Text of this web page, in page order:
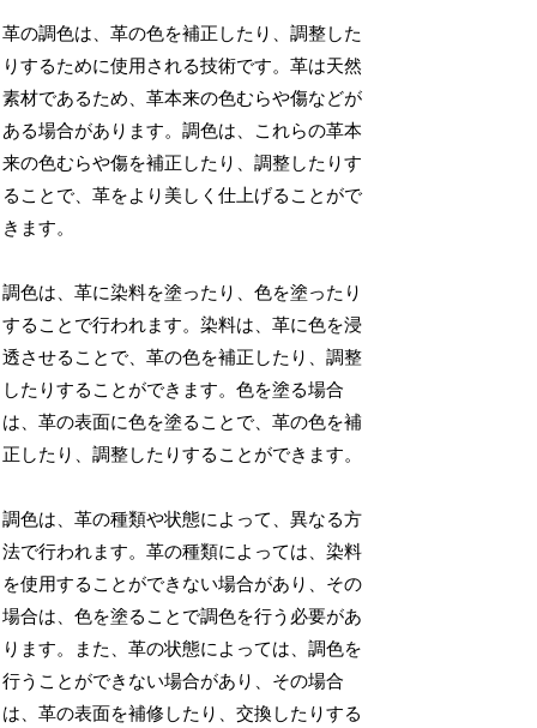
革の調色は、革の色を補正したり、調整した
りするために使用される技術です。革は天然
素材であるため、革本来の色むらや傷などが
ある場合があります。調色は、これらの革本
来の色むらや傷を補正したり、調整したりす
ることで、革をより美しく仕上げることがで
きます。
調色は、革に染料を塗ったり、色を塗ったり
することで行われます。染料は、革に色を浸
透させることで、革の色を補正したり、調整
したりすることができます。色を塗る場合
は、革の表面に色を塗ることで、革の色を補
正したり、調整したりすることができます。
調色は、革の種類や状態によって、異なる方
法で行われます。革の種類によっては、染料
を使用することができない場合があり、その
場合は、色を塗ることで調色を行う必要があ
ります。また、革の状態によっては、調色を
行うことができない場合があり、その場合
は、革の表面を補修したり、交換したりする